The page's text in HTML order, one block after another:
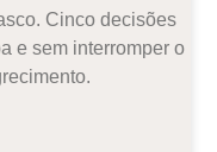
Cinco decisões
e sem interromper o